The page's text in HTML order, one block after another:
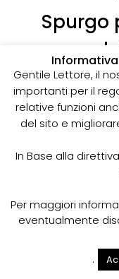
Spurgo
I pozzi neri sono
per la raccolta
soprattutto in
sistema di
spurgo dei pozzi
e prevenire il
Come
Lo spurgo dei
specifiche, in
acque reflue e i
Cerca
Gentile Lettore, il
importanti per il
relative funzioni
del sito e
In Base alla
Per maggiori
eventualmente
.